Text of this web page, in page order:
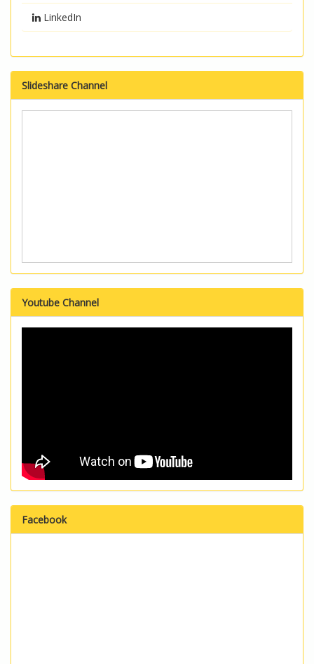
LinkedIn
Slideshare Channel
Youtube Channel
Facebook